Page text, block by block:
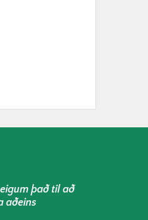
það til að
aðeins